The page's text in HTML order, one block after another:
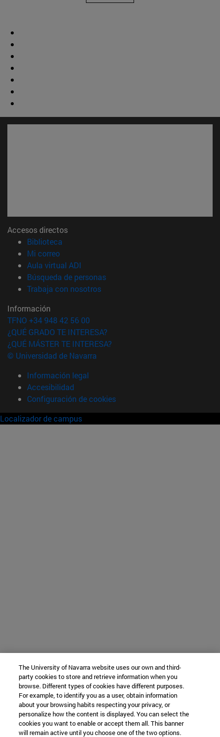
Accesos directos
Biblioteca
Mi correo(abre en nueva ventana)
Aula virtual ADI
Búsqueda de personas(abre en nueva ventana)
Trabaja con nosotros(abre en nueva ventana)
Información
TFNO +34 948 42 56 00
¿QUÉ GRADO TE INTERESA?
¿QUÉ MÁSTER TE INTERESA?
© Universidad de Navarra
Información legal
Accesibilidad
Configuración de cookies
Localizador de campus
The University of Navarra website uses our own and third-
party cookies to store and retrieve information when you
browse. Different types of cookies have different purposes.
For example, to identify you as a user, obtain information
about your browsing habits respecting your privacy, or
personalize how the content is displayed. You can select the
cookies you want to enable or accept them all. This banner
will remain active until you choose one of the two options.